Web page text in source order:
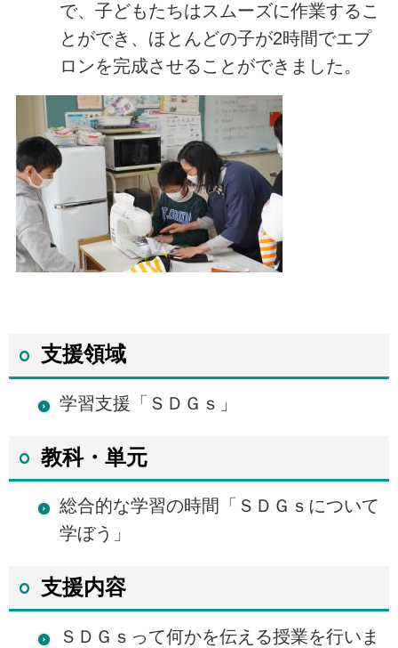
で、子どもたちはスムーズに作業するこ
とができ、ほとんどの子が2時間でエプ
ロンを完成させることができました。
支援領域
学習支援「ＳＤＧｓ」
教科・単元
総合的な学習の時間「ＳＤＧｓについて
学ぼう」
支援内容
ＳＤＧｓって何かを伝える授業を行いま